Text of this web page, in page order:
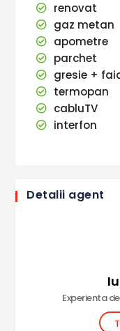
renovat
gaz metan
apometre
parchet
gresie +
termopan
cabluTV
interfon
Detalii agent
Experienta de